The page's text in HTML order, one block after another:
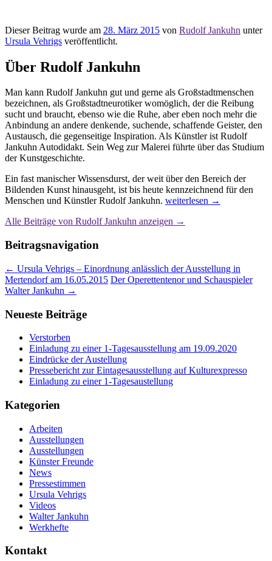
Dieser Beitrag wurde am 28. März 2015 von Rudolf Jankuhn unter
Ursula Vehrigs veröffentlicht.
Über Rudolf Jankuhn
Man kann Rudolf Jankuhn gut und gerne als Großstadtmenschen
bezeichnen, als Großstadtneurotiker womöglich, der die Reibung
sucht und braucht, ebenso wie die Ruhe, aber eben noch mehr die
Anbindung an andere denkende, suchende, schaffende Geister, den
Austausch, die gegenseitige Inspiration. Als Künstler ist Rudolf
Jankuhn Autodidakt. Sein Weg zur Malerei führte über das Studium
der Kunstgeschichte.
Ein fast manischer Wissensdurst, der weit über den Bereich der
Bildenden Kunst hinausgeht, ist bis heute kennzeichnend für den
Menschen und Künstler Rudolf Jankuhn. weiterlesen →
Alle Beiträge von Rudolf Jankuhn anzeigen →
Beitragsnavigation
← Ursula Vehrigs – Einordnung anlässlich der Ausstellung in
Mertendorf am 16.05.2015 Der Operettentenor und Schauspieler
Walter Jankuhn →
Neueste Beiträge
Verstorben
Einladung zu einer 1-Tagesausstellung am 19.09.2020
Eindrücke der Austellung
Pressebericht zur Eintagesausstellung auf Kulturexpresso
Einladung zu einer 1-Tagesaustellung
Kategorien
Arbeiten
Ausstellungen
Ausstellungen
Künster Freunde
News
Pressestimmen
Ursula Vehrigs
Videos
Walter Jankuhn
Werkhefte
Kontakt